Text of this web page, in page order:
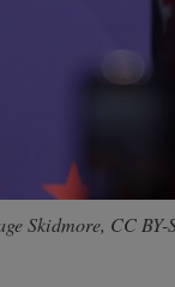
Skidmore, CC